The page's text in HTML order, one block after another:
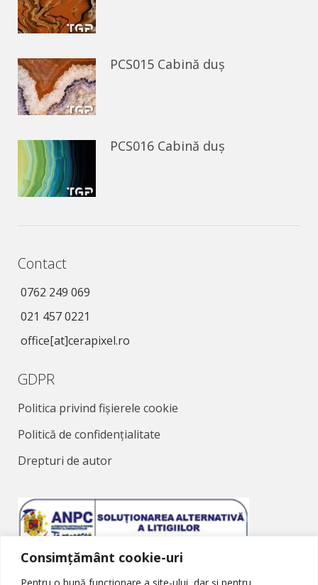
Consimțământ cookie-uri
Pentru o bună funcționare a site-ului, dar și pentru
PCS015 Cabină duș
PCS016 Cabină duș
Contact
0762 249 069
021 457 0221
office[at]cerapixel.ro
GDPR
Politica privind fișierele cookie
Politică de confidențialitate
Drepturi de autor
Soluționarea Alternativă a Litigiilor